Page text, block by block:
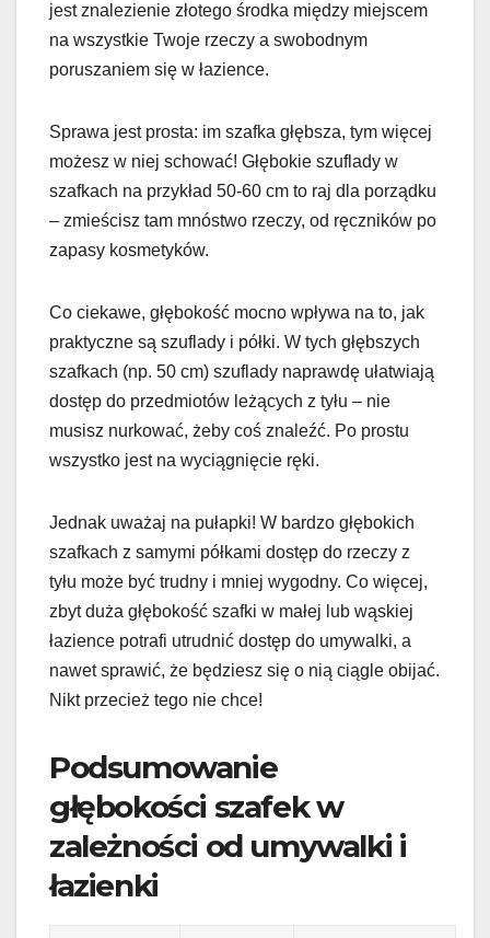
jest znalezienie złotego środka między miejscem
na wszystkie Twoje rzeczy a swobodnym
poruszaniem się w łazience.
Sprawa jest prosta: im szafka głębsza, tym więcej
możesz w niej schować! Głębokie szuflady w
szafkach na przykład 50-60 cm to raj dla porządku
– zmieścisz tam mnóstwo rzeczy, od ręczników po
zapasy kosmetyków.
Co ciekawe, głębokość mocno wpływa na to, jak
praktyczne są szuflady i półki. W tych głębszych
szafkach (np. 50 cm) szuflady naprawdę ułatwiają
dostęp do przedmiotów leżących z tyłu – nie
musisz nurkować, żeby coś znaleźć. Po prostu
wszystko jest na wyciągnięcie ręki.
Jednak uważaj na pułapki! W bardzo głębokich
szafkach z samymi półkami dostęp do rzeczy z
tyłu może być trudny i mniej wygodny. Co więcej,
zbyt duża głębokość szafki w małej lub wąskiej
łazience potrafi utrudnić dostęp do umywalki, a
nawet sprawić, że będziesz się o nią ciągle obijać.
Nikt przecież tego nie chce!
Podsumowanie
głębokości szafek w
zależności od umywalki i
łazienki